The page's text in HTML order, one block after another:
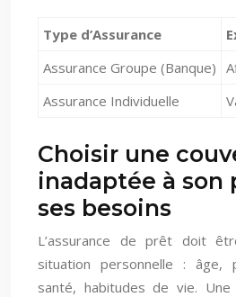
Type d’Assurance
Assurance Groupe (Banque)
Assurance Individuelle
Choisir une
inadaptée à son
ses besoins
L’assurance de prêt doit
situation personnelle : âge,
santé, habitudes de vie. Une